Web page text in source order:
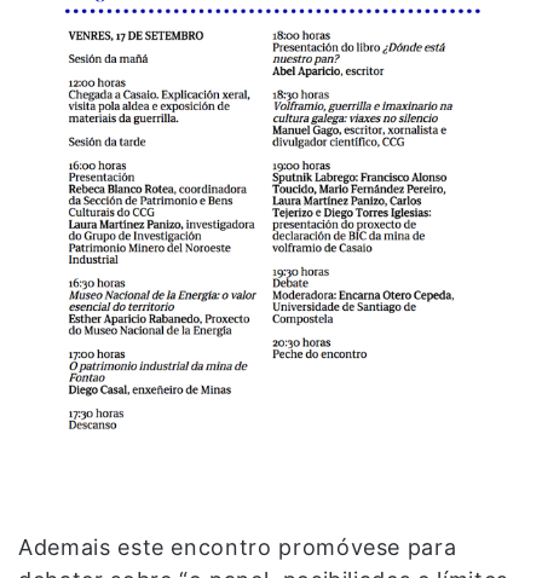
Ademais este encontro promóvese para